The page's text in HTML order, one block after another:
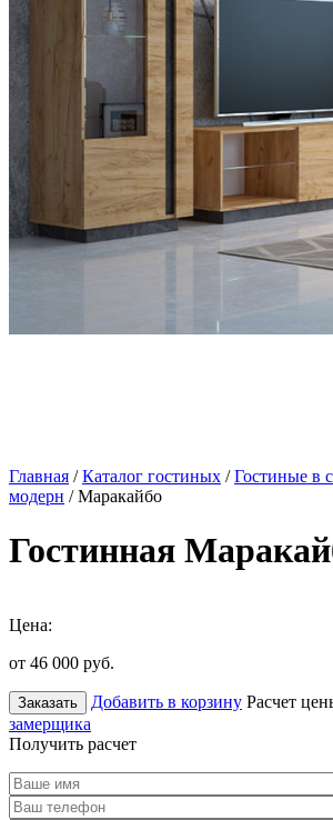
Главная /Каталог гостиных /Гостиные в
модерн / Маракайбо
Гостинная
Цена:
от 46 000 руб.
Заказать Добавить в корзину Расчет
замерщика
Получить расчет